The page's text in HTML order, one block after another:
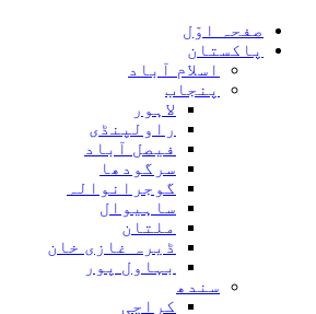
صفحہ اوّل
پاکستان
اسلام آباد
پنجاب
لاہور
راولپنڈی
فیصل آباد
سرگودھا
گوجرانوالہ
ساہیوال
ملتان
ڈیرہ غازی خان
بہاول پور
سندھ
کراچی